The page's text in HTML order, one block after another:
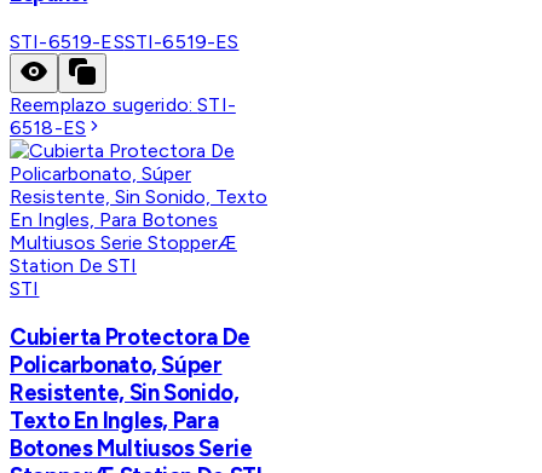
STI-6519-ESSTI-6519-ES
Reemplazo sugerido:STI-
6518-ES
STI
Cubierta Protectora De
Policarbonato, Súper
Resistente, Sin Sonido,
Texto En Ingles, Para
Botones Multiusos Serie